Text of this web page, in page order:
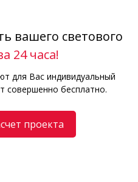
вашего светового
24 часа!
для Вас индивидуальный
совершенно бесплатно.
проекта